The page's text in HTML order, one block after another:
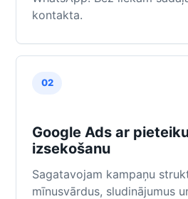
kontakta.
02
Google Ads ar
izsekošanu
Sagatavojam kampaņu
mīnusvārdus, sludinājumus